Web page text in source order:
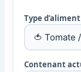
Type d’aliment
Contenant